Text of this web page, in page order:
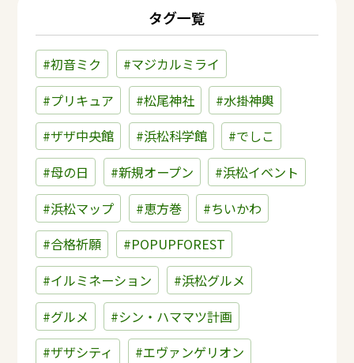
タグ一覧
#初音ミク
#マジカルミライ
#プリキュア
#松尾神社
#水掛神輿
#ザザ中央館
#浜松科学館
#でしこ
#母の日
#新規オープン
#浜松イベント
#浜松マップ
#恵方巻
#ちいかわ
#合格祈願
#POPUPFOREST
#イルミネーション
#浜松グルメ
#グルメ
#シン・ハママツ計画
#ザザシティ
#エヴァンゲリオン